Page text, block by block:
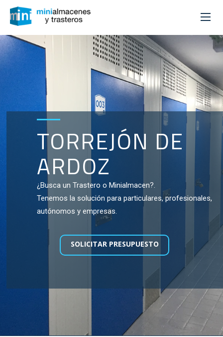
TORREJÓN DE
ARDOZ
¿Busca un Trastero o Minialmacen?.
Tenemos la solución para particulares, profesionales,
autónomos y empresas.
SOLICITAR PRESUPUESTO